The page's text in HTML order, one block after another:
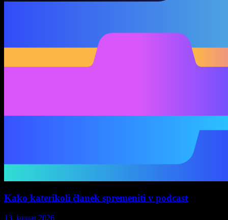
Kako katerikoli članek spremeniti v podcast
13. januar 2026